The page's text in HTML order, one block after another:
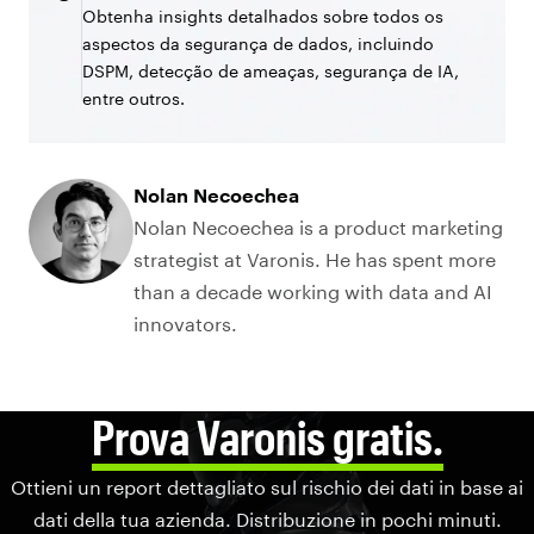
Obtenha insights detalhados sobre todos os
aspectos da segurança de dados, incluindo
DSPM, detecção de ameaças, segurança de IA,
entre outros.
Nolan Necoechea
Nolan Necoechea is a product marketing
strategist at Varonis. He has spent more
than a decade working with data and AI
innovators.
Prova Varonis gratis.
Ottieni un report dettagliato sul rischio dei dati in base ai
dati della tua azienda. Distribuzione in pochi minuti.